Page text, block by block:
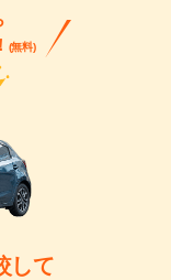
(無料)
して